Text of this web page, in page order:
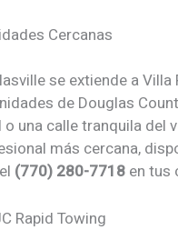
Cercanas
se extiende a Villa
de Douglas
una calle tranquila del
más cercana,
(770) 280-7718 en tus
Rapid Towing